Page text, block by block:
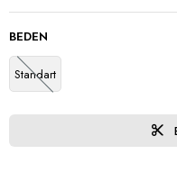
BEDEN
Standart